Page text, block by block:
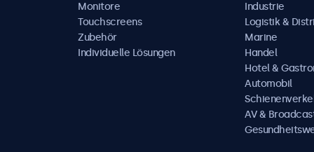
Monitore
Touchscreens
Zubehör
Individuelle Lösungen
Industrie
Logistik &
Marine
Handel
Hotel &
Automobil
AV &